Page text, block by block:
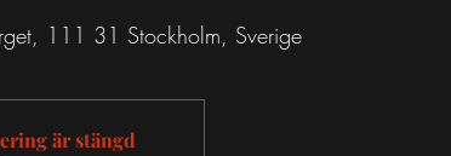
111 31 Stockholm, Sverige
är stängd